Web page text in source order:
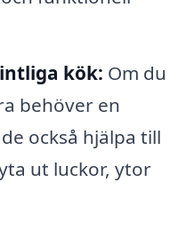
kök: Om du
behöver en
också hjälpa till
ut luckor, ytor